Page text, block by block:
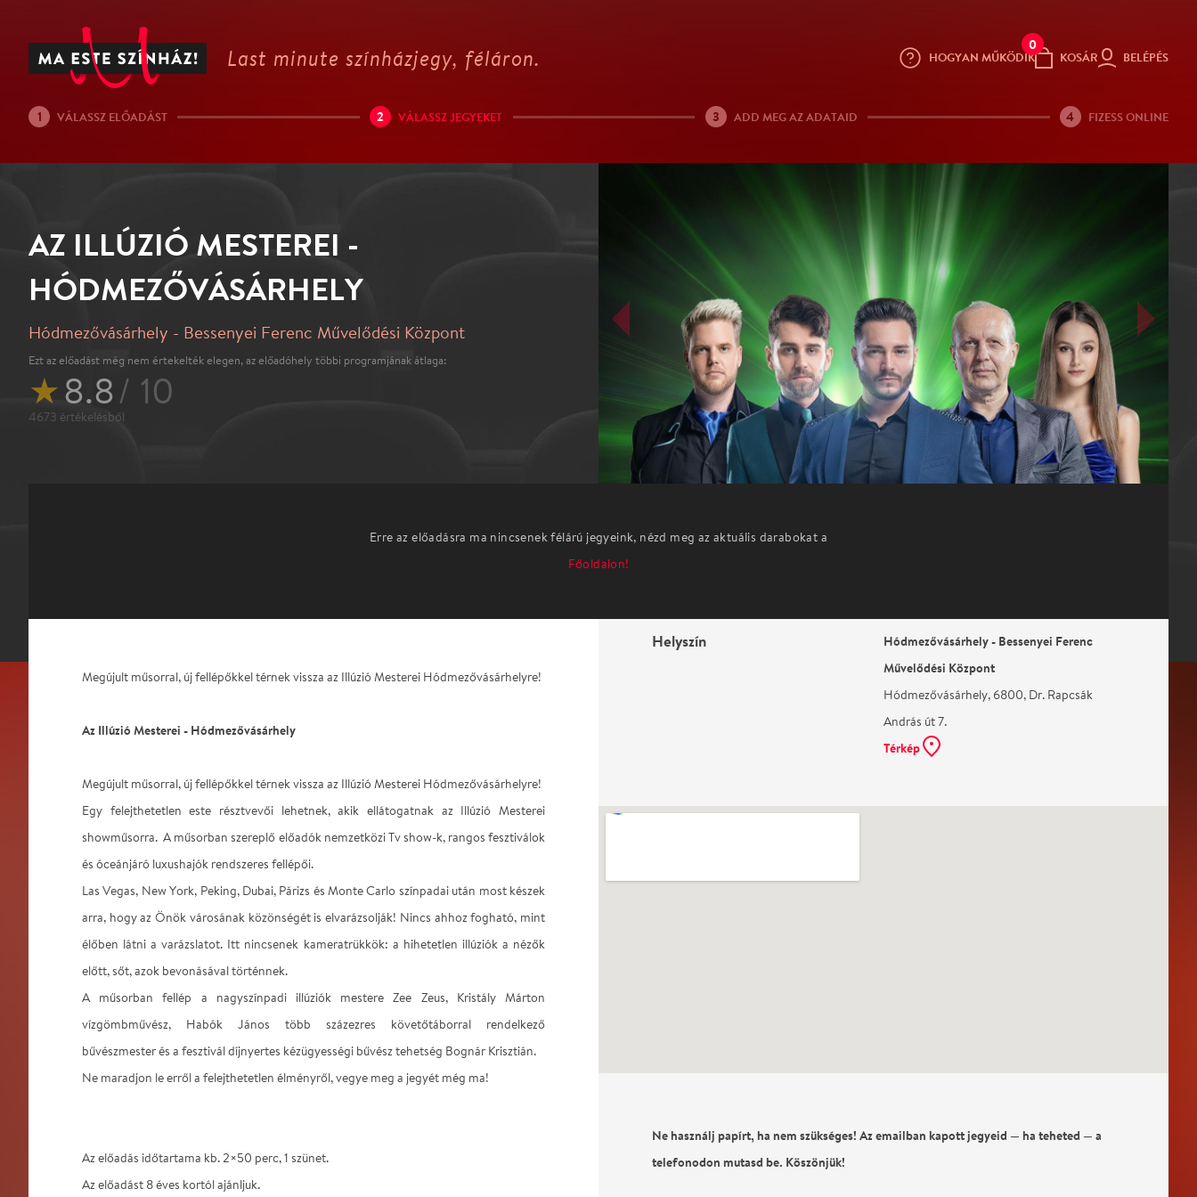
Last minute színházjegy, féláron. HOGYAN MŰKÖDIK
0
KOSÁR BELÉPÉS
1 VÁLASSZ ELŐADÁST 2 VÁLASSZ JEGYEKET 3 ADD MEG AZ ADATAID 4 FIZESS ONLINE
AZ ILLÚZIÓ MESTEREI -
HÓDMEZŐVÁSÁRHELY
Hódmezővásárhely - Bessenyei Ferenc Művelődési Központ
Ezt az előadást még nem értekelték elegen, az előadóhely többi programjának átlaga:
★8.8/ 10
4673 értékelésből
Erre az előadásra ma nincsenek félárú jegyeink, nézd meg az aktuális darabokat a
Főoldalon!
Megújult műsorral, új fellépőkkel térnek vissza az Illúzió Mesterei Hódmezővásárhelyre!
Az Illúzió Mesterei - Hódmezővásárhely
Megújult műsorral, új fellépőkkel térnek vissza az Illúzió Mesterei Hódmezővásárhelyre!
Egy felejthetetlen este résztvevői lehetnek, akik ellátogatnak az Illúzió Mesterei
showműsorra. A műsorban szereplő előadók nemzetközi Tv show-k, rangos fesztiválok
és óceánjáró luxushajók rendszeres fellépői.
Las Vegas, New York, Peking, Dubai, Párizs és Monte Carlo színpadai után most készek
arra, hogy az Önök városának közönségét is elvarázsolják! Nincs ahhoz fogható, mint
élőben látni a varázslatot. Itt nincsenek kameratrükkök: a hihetetlen illúziók a nézők
előtt, sőt, azok bevonásával történnek.
A műsorban fellép a nagyszínpadi illúziók mestere Zee Zeus, Kristály Márton
vízgömbművész, Habók János több százezres követőtáborral rendelkező
bűvészmester és a fesztivál díjnyertes kézügyességi bűvész tehetség Bognár Krisztián.
Ne maradjon le erről a felejthetetlen élményről, vegye meg a jegyét még ma!
Az előadás időtartama kb. 2×50 perc, 1 szünet.
Az előadást 8 éves kortól ajánljuk.
Helyszín
Hódmezővásárhely - Bessenyei Ferenc
Művelődési Központ
Hódmezővásárhely, 6800, Dr. Rapcsák
András út 7.
Térkép
Ne használj papírt, ha nem szükséges! Az emailban kapott jegyeid — ha teheted — a
telefonodon mutasd be. Köszönjük!